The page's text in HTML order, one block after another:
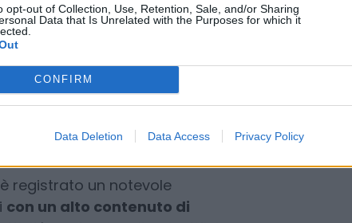
opt-out of Collection, Use, Retention, Sale, and/or Sharing
Data that Is Unrelated with the Purposes for which it
CONFIRM
Data Deletion Data Access Privacy Policy
l’età e la provenienza delle
under 35 alla guida di
straniera, a conferma
diversità nel panorama
con difficoltà di